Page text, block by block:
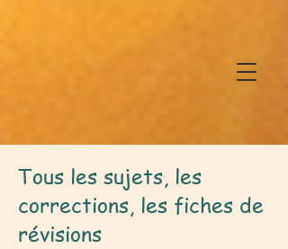
Tous les sujets, les
corrections, les fiches de
révisions